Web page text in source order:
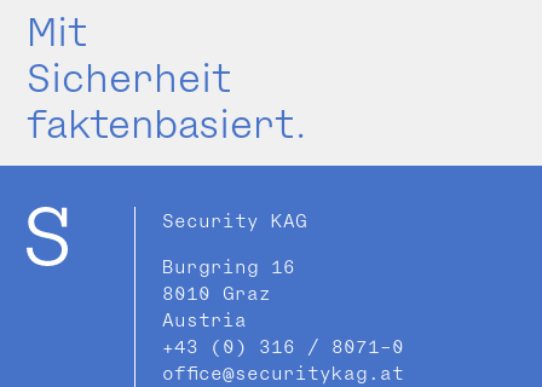
Mit
Sicherheit
faktenbasiert.
Security KAG
Burgring 16
8010 Graz
Austria
+43 (0) 316 / 8071-0
office@securitykag.at